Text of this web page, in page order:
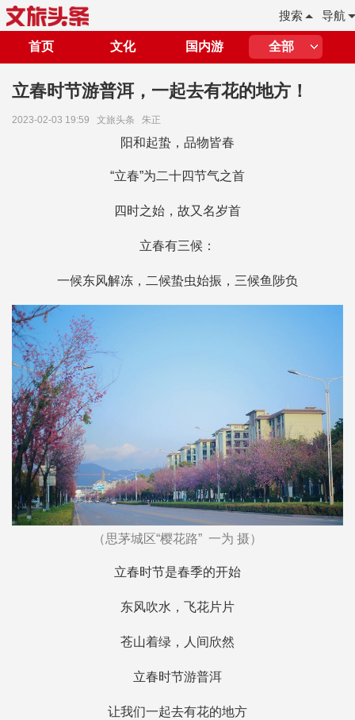
导航
搜索
首页 文化 国内游 全部
立春时节游普洱，一起去有花的地方！
2023-02-03 19:59 文旅头条 朱正
阳和起蛰，品物皆春
“立春”为二十四节气之首
四时之始，故又名岁首
立春有三候：
一候东风解冻，二候蛰虫始振，三候鱼陟负
（思茅城区“樱花路” 一为 摄）
立春时节是春季的开始
东风吹水，飞花片片
苍山着绿，人间欣然
立春时节游普洱
让我们一起去有花的地方